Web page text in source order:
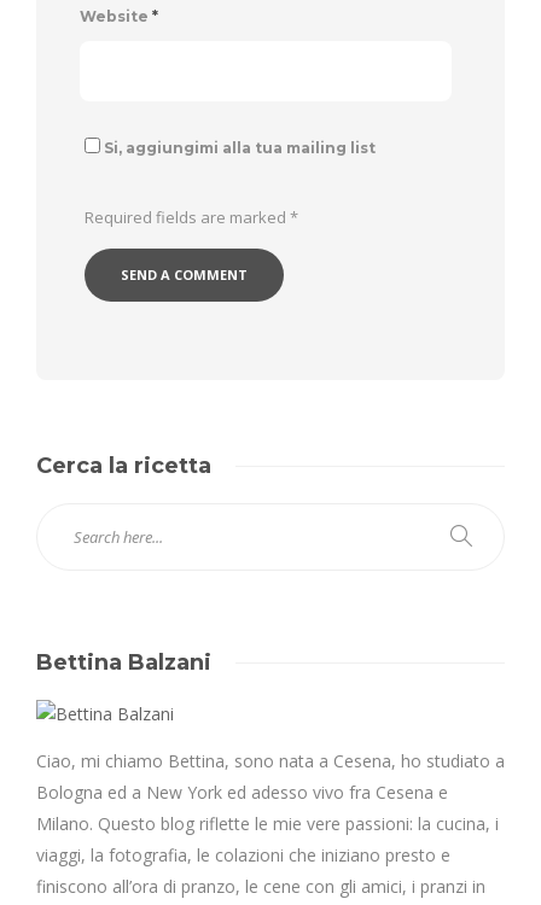
Website *
Si, aggiungimi alla tua mailing list
Required fields are marked *
Cerca la ricetta
Bettina Balzani
Ciao, mi chiamo Bettina, sono nata a Cesena, ho studiato a
Bologna ed a New York ed adesso vivo fra Cesena e
Milano. Questo blog riflette le mie vere passioni: la cucina, i
viaggi, la fotografia, le colazioni che iniziano presto e
finiscono all’ora di pranzo, le cene con gli amici, i pranzi in